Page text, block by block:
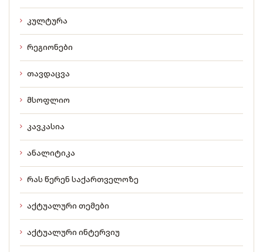
კულტურა
რეგიონები
თავდაცვა
მსოფლიო
კავკასია
ანალიტიკა
რას წერენ საქართველოზე
აქტუალური თემები
აქტუალური ინტერვიუ